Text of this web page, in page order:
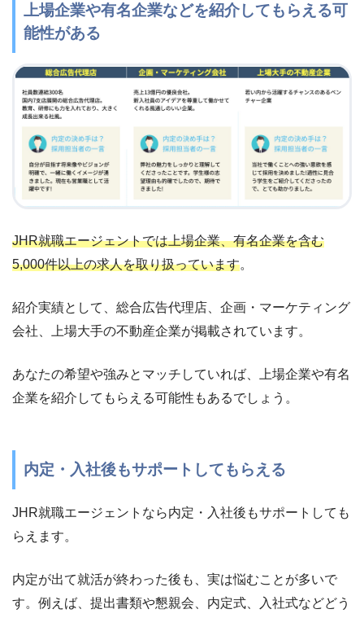
上場企業や有名企業などを紹介してもらえる可
能性がある
JHR就職エージェントでは上場企業、有名企業を含む
5,000件以上の求人を取り扱っています。
紹介実績として、総合広告代理店、企画・マーケティング
会社、上場大手の不動産企業が掲載されています。
あなたの希望や強みとマッチしていれば、上場企業や有名
企業を紹介してもらえる可能性もあるでしょう。
内定・入社後もサポートしてもらえる
JHR就職エージェントなら内定・入社後もサポートしても
らえます。
内定が出て就活が終わった後も、実は悩むことが多いで
す。例えば、提出書類や懇親会、内定式、入社式などどう